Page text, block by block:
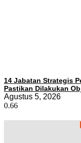
14 Jabatan Strategis
Pastikan Dilakukan
Agustus 5, 2026